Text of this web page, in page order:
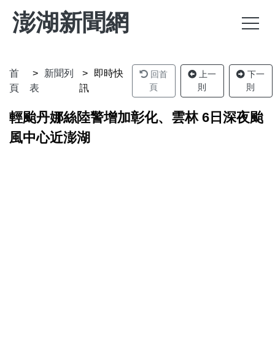
澎湖新聞網
首
頁
新聞列
表
即時快
訊
回首
頁
上一
則
下一
則
輕颱丹娜絲陸警增加彰化、雲林 6日深夜颱
風中心近澎湖